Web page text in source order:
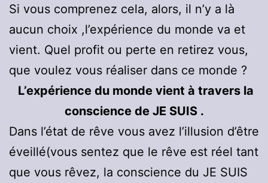
Si vous comprenez cela, alors, il n’y a là
aucun choix ,l’expérience du monde va et
vient. Quel profit ou perte en retirez vous,
que voulez vous réaliser dans ce monde ?
L’expérience du monde vient à travers la
conscience de JE SUIS .
Dans l’état de rêve vous avez l’illusion d’être
éveillé(vous sentez que le rêve est réel tant
que vous rêvez, la conscience du JE SUIS